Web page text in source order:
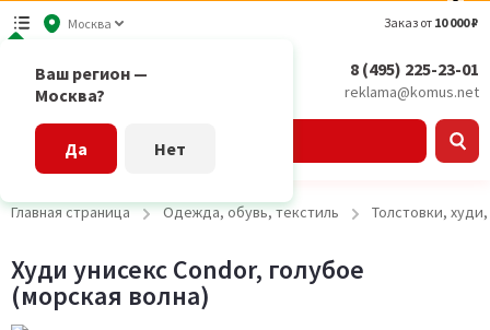
Москва
Ваш регион —
Москва?
Да Нет
Заказ от 10 000 ₽
8 (495) 225-23-01
reklama@komus.net
Главная страница Одежда, обувь, текстиль Толстовки,
Худи унисекс Condor, голубое
(морская волна)